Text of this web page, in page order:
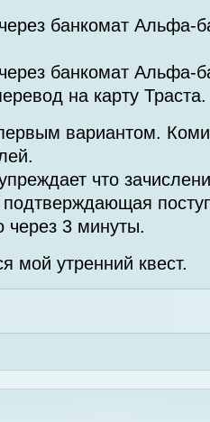
банкомат Альфа-
банкомат Альфа-
на карту Траста.
вариантом.
что
подтверждающая
3 минуты.
мой утренний квест.